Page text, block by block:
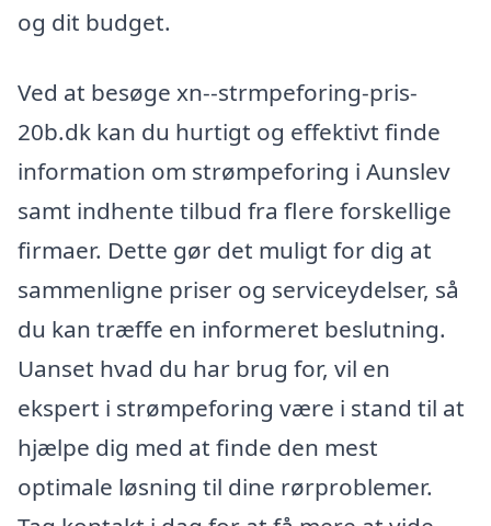
og dit budget.
Ved at besøge xn--strmpeforing-pris-
20b.dk kan du hurtigt og effektivt finde
information om strømpeforing i Aunslev
samt indhente tilbud fra flere forskellige
firmaer. Dette gør det muligt for dig at
sammenligne priser og serviceydelser, så
du kan træffe en informeret beslutning.
Uanset hvad du har brug for, vil en
ekspert i strømpeforing være i stand til at
hjælpe dig med at finde den mest
optimale løsning til dine rørproblemer.